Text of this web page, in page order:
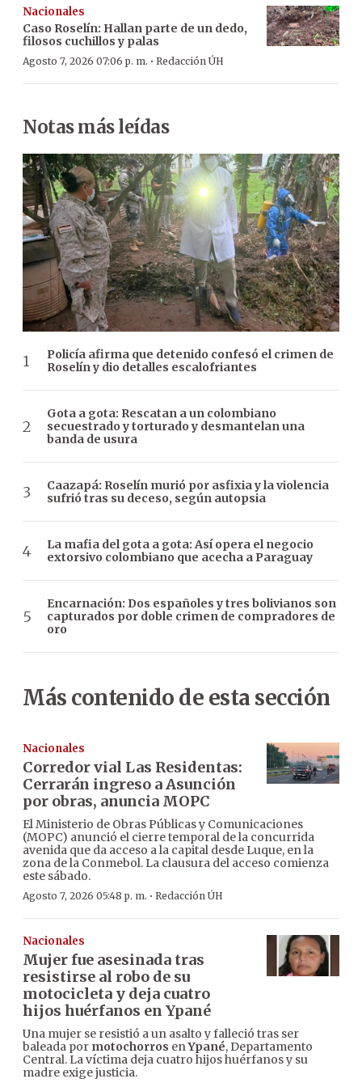
Nacionales
Caso Roselín: Hallan parte de un dedo,
filosos cuchillos y palas
Agosto 7, 2026 07:06 p. m. · Redacción ÚH
Notas más leídas
Policía afirma que detenido confesó el crimen de
Roselín y dio detalles escalofriantes
Gota a gota: Rescatan a un colombiano
secuestrado y torturado y desmantelan una
banda de usura
Caazapá: Roselín murió por asfixia y la violencia
sufrió tras su deceso, según autopsia
La mafia del gota a gota: Así opera el negocio
extorsivo colombiano que acecha a Paraguay
Encarnación: Dos españoles y tres bolivianos son
capturados por doble crimen de compradores de
oro
Más contenido de esta sección
Nacionales
Corredor vial Las Residentas:
Cerrarán ingreso a Asunción
por obras, anuncia MOPC
El Ministerio de Obras Públicas y Comunicaciones
(MOPC) anunció el cierre temporal de la concurrida
avenida que da acceso a la capital desde Luque, en la
zona de la Conmebol. La clausura del acceso comienza
este sábado.
Agosto 7, 2026 05:48 p. m. · Redacción ÚH
Nacionales
Mujer fue asesinada tras
resistirse al robo de su
motocicleta y deja cuatro
hijos huérfanos en Ypané
Una mujer se resistió a un asalto y falleció tras ser
baleada por motochorros enYpané, Departamento
Central. La víctima deja cuatro hijos huérfanos y su
madre exige justicia.